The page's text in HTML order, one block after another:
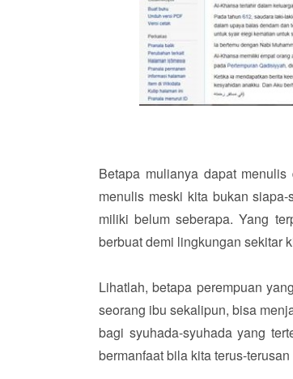
Betapa mulianya dapat
menulis meski kita bukan
miliki belum seberapa. Yang
berbuat demi lingkungan sekitar
Lihatlah, betapa perempuan
seorang ibu sekalipun, bisa
bagi syuhada-syuhada yang
bermanfaat bila kita terus-